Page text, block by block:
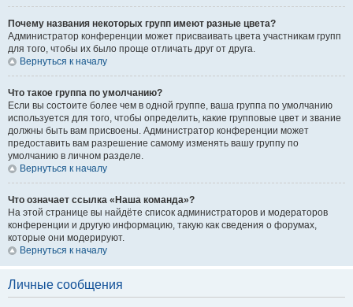
Почему названия некоторых групп имеют разные цвета?
Администратор конференции может присваивать цвета участникам групп
для того, чтобы их было проще отличать друг от друга.
Вернуться к началу
Что такое группа по умолчанию?
Если вы состоите более чем в одной группе, ваша группа по умолчанию
используется для того, чтобы определить, какие групповые цвет и звание
должны быть вам присвоены. Администратор конференции может
предоставить вам разрешение самому изменять вашу группу по
умолчанию в личном разделе.
Вернуться к началу
Что означает ссылка «Наша команда»?
На этой странице вы найдёте список администраторов и модераторов
конференции и другую информацию, такую как сведения о форумах,
которые они модерируют.
Вернуться к началу
Личные сообщения